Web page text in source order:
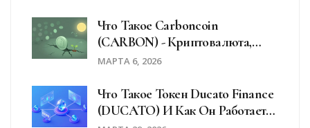
Что Такое Carboncoin
(CARBON) - Криптовалюта,
Которая Якобы Сажает Деревья
МАРТА 6, 2026
Что Такое Токен Ducato Finance
(DUCATO) И Как Он Работает В